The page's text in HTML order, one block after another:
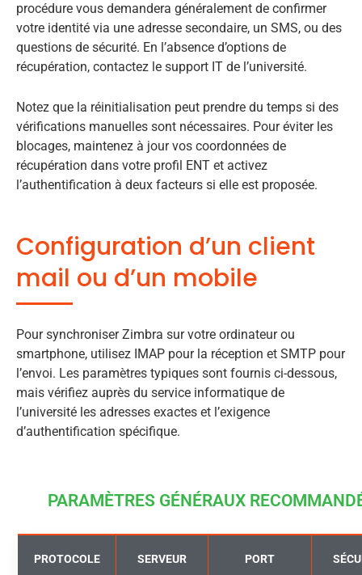
procédure vous demandera généralement de confirmer
votre identité via une adresse secondaire, un SMS, ou des
questions de sécurité. En l’absence d’options de
récupération, contactez le support IT de l’université.
Notez que la réinitialisation peut prendre du temps si des
vérifications manuelles sont nécessaires. Pour éviter les
blocages, maintenez à jour vos coordonnées de
récupération dans votre profil ENT et activez
l’authentification à deux facteurs si elle est proposée.
Configuration d’un client
mail ou d’un mobile
Pour synchroniser Zimbra sur votre ordinateur ou
smartphone, utilisez IMAP pour la réception et SMTP pour
l’envoi. Les paramètres typiques sont fournis ci-dessous,
mais vérifiez auprès du service informatique de
l’université les adresses exactes et l’exigence
d’authentification spécifique.
PARAMÈTRES GÉNÉRAUX
PROTOCOLE SERVEUR PORT